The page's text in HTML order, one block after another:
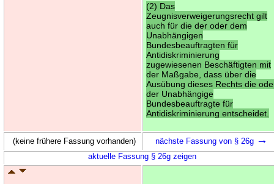
(2) Das
Zeugnisverweigerungsrecht gilt
auch für die der oder dem
Unabhängigen
Bundesbeauftragten für
Antidiskriminierung
zugewiesenen Beschäftigten mit
der Maßgabe, dass über die
Ausübung dieses Rechts die
der Unabhängige
Bundesbeauftragte für
Antidiskriminierung entscheidet.
(keine frühere Fassung vorhanden) nächste Fassung von § 26g →
aktuelle Fassung § 26g zeigen